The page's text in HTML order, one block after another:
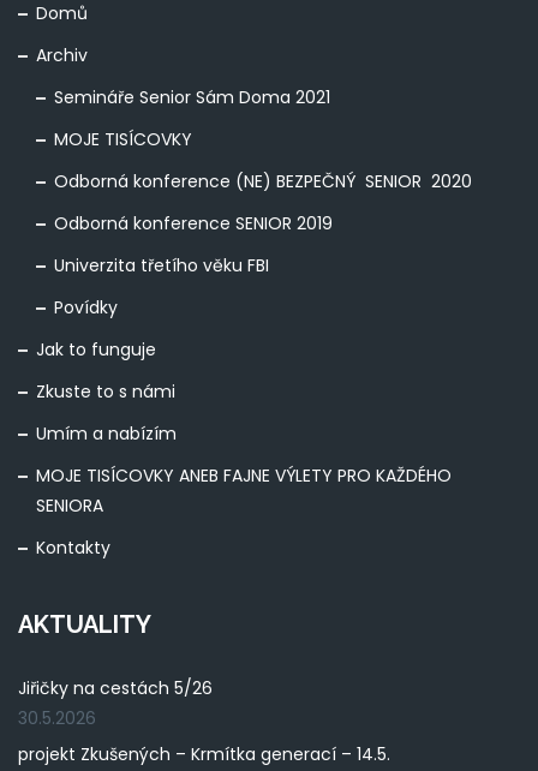
Domů
Archiv
Semináře Senior Sám Doma 2021
MOJE TISÍCOVKY
Odborná konference (NE) BEZPEČNÝ SENIOR 2020
Odborná konference SENIOR 2019
Univerzita třetího věku FBI
Povídky
Jak to funguje
Zkuste to s námi
Umím a nabízím
MOJE TISÍCOVKY ANEB FAJNE VÝLETY PRO KAŽDÉHO
SENIORA
Kontakty
AKTUALITY
Jiřičky na cestách 5/26
30.5.2026
projekt Zkušených – Krmítka generací – 14.5.